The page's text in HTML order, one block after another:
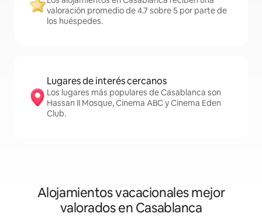
valoración promedio de 4.7 sobre 5 por parte de
los huéspedes.
Lugares de interés cercanos
Los lugares más populares de Casablanca son
Hassan II Mosque, Cinema ABC y Cinema Eden
Club.
Alojamientos vacacionales mejor
valorados en Casablanca